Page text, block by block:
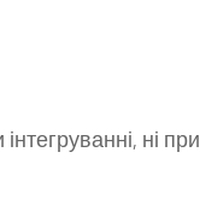
ні при